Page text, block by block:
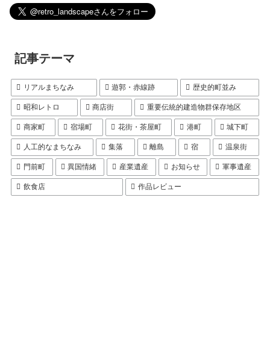
記事テーマ
リアルまちなみ 遊郭・赤線跡 歴史的町並み
昭和レトロ 商店街 重要伝統的建造物群保存地区
商家町 宿場町 花街・茶屋町 港町 城下町
人工的なまちなみ 集落 離島 宿 温泉街
門前町 異国情緒 産業遺産 お知らせ 軍事遺産
飲食店 作品レビュー